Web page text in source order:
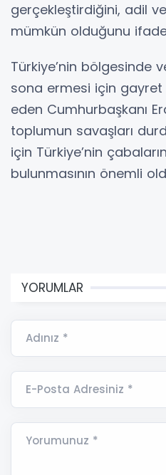
gerçekleştirdiğini, adil ve
mümkün olduğunu
Türkiye’nin bölgesinde
sona ermesi için
eden Cumhurbaşkanı
toplumun savaşları
için Türkiye’nin
bulunmasının önemli
YORUMLAR
Adınız *
E-Posta Adresiniz *
Yorumunuz *